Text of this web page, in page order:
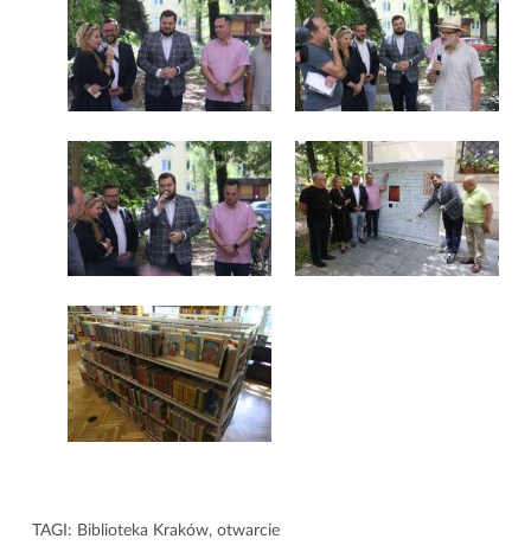
TAGI: Biblioteka Kraków, otwarcie